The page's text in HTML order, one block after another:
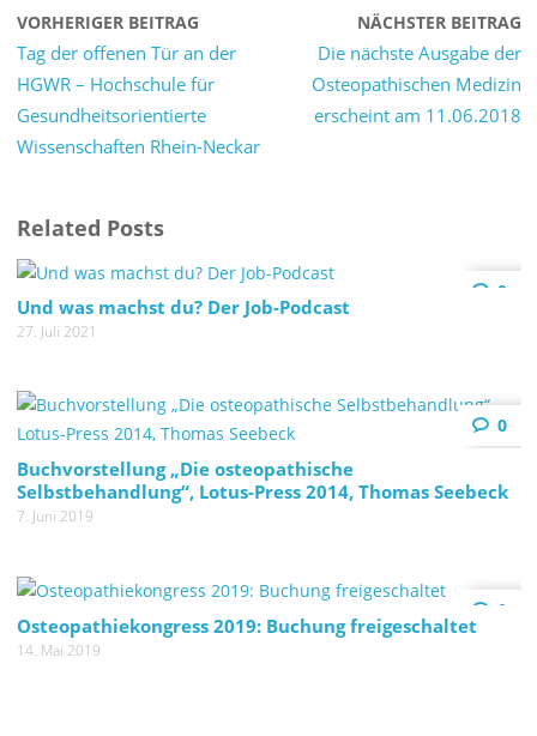
VORHERIGER BEITRAG
Tag der offenen Tür an der
HGWR – Hochschule für
Gesundheitsorientierte
Wissenschaften Rhein-Neckar
NÄCHSTER BEITRAG
Die nächste Ausgabe der
Osteopathischen Medizin
erscheint am 11.06.2018
Related Posts
0
Und was machst du? Der Job-Podcast
27. Juli 2021
0
Buchvorstellung „Die osteopathische
Selbstbehandlung“, Lotus-Press 2014, Thomas Seebeck
7. Juni 2019
0
Osteopathiekongress 2019: Buchung freigeschaltet
14. Mai 2019